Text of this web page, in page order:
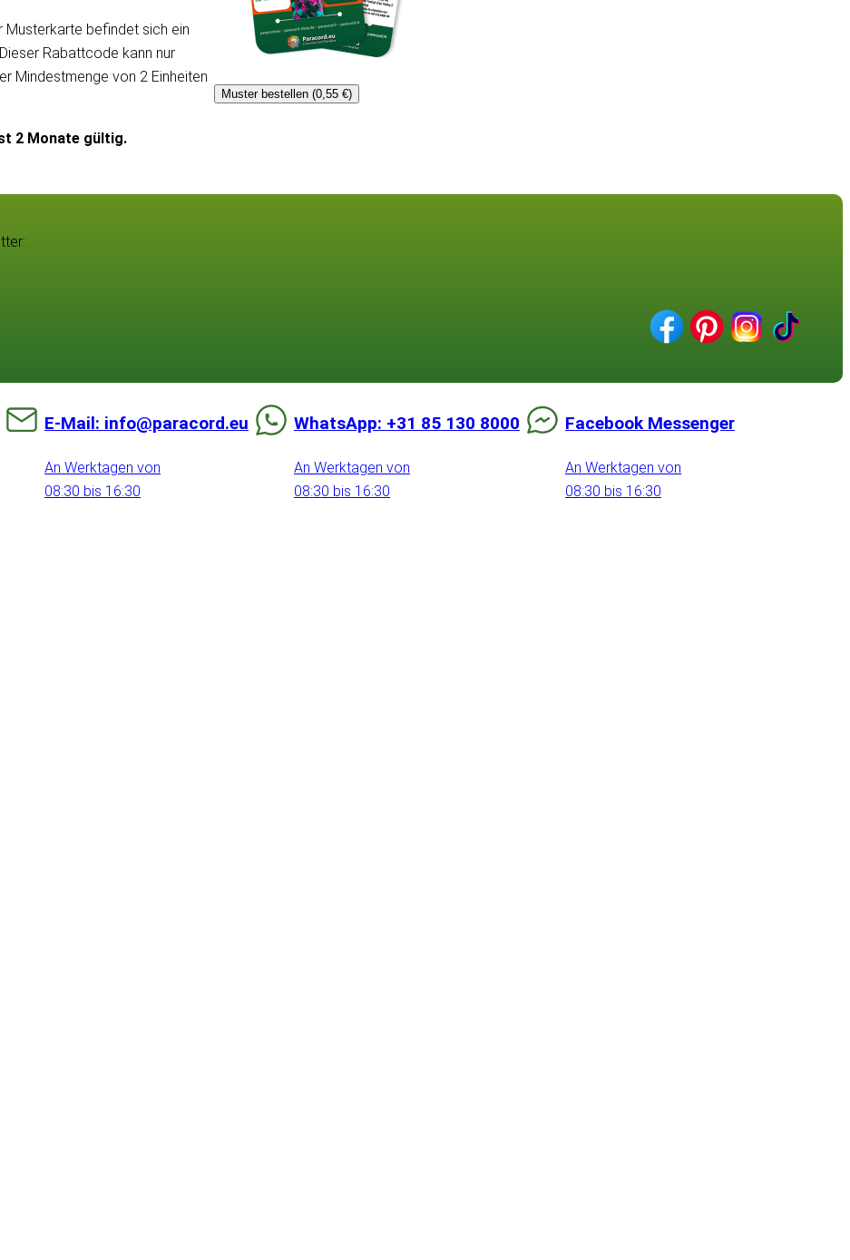
Musterkarte befindet sich ein
Rabattcode kann nur
Mindestmenge von 2 Einheiten
2 Monate gültig.
Muster bestellen (0,55 €)
E-Mail: info@paracord.eu
An Werktagen von
08:30 bis 16:30
WhatsApp: +31 85 130 8000
An Werktagen von
08:30 bis 16:30
Facebook Messenger
An Werktagen von
08:30 bis 16:30